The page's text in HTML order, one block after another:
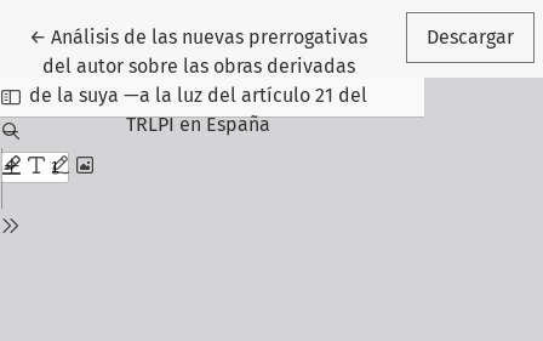
←Volver a los detalles del artículo
Análisis de las nuevas prerrogativas
del autor sobre las obras derivadas
de la suya —a la luz del artículo 21 del
TRLPI en España
Descargar